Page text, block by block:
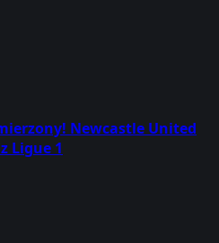
Newcastle United
Ligue 1